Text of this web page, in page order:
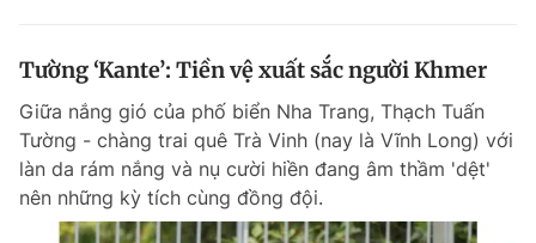
Tường ‘Kante’: Tiền vệ xuất sắc người Khmer
Giữa nắng gió của phố biển Nha Trang, Thạch Tuấn
Tường - chàng trai quê Trà Vinh (nay là Vĩnh Long) với
làn da rám nắng và nụ cười hiền đang âm thầm 'dệt'
nên những kỳ tích cùng đồng đội.